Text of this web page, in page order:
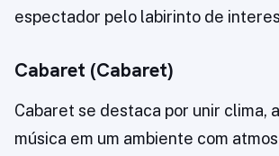
espectador pelo labirinto de
Cabaret (Cabaret)
Cabaret se destaca por unir clima,
música em um ambiente com